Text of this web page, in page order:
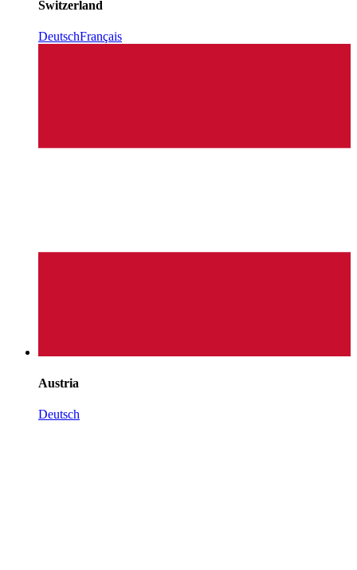
Switzerland
DeutschFrançais
Austria
Deutsch